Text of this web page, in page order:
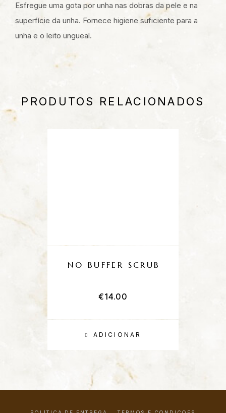
Esfregue uma gota por unha nas dobras da pele e na
superfície da unha. Fornece higiene suficiente para a
unha e o leito ungueal.
PRODUTOS RELACIONADOS
ADICIONAR
NO BUFFER SCRUB
€14.00